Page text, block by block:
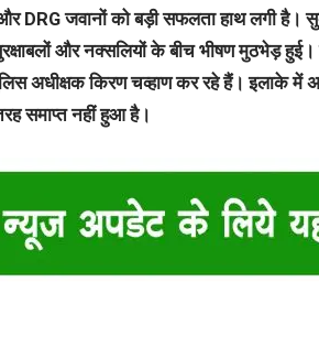
DRG जवानों को बड़ी सफलता हाथ लगी है।
और नक्सलियों के बीच भीषण मुठभेड़
अधीक्षक किरण चव्हाण कर रहे हैं। इलाके
समाप्त नहीं हुआ है।